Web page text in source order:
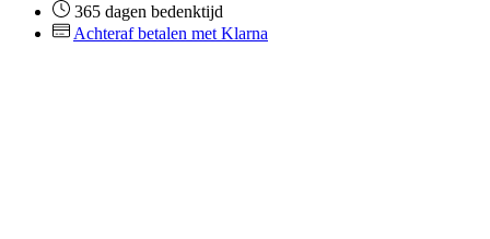
365 dagen bedenktijd
Achteraf betalen met Klarna